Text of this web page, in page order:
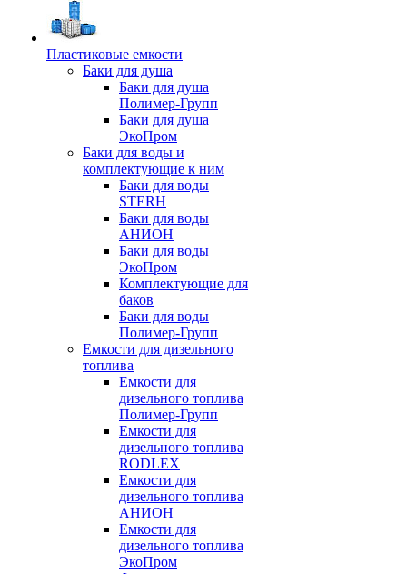
Пластиковые емкости
Баки для душа
Баки для душа
Полимер-Групп
Баки для душа
ЭкоПром
Баки для воды и
комплектующие к ним
Баки для воды
STERH
Баки для воды
АНИОН
Баки для воды
ЭкоПром
Комплектующие для
баков
Баки для воды
Полимер-Групп
Емкости для дизельного
топлива
Емкости для
дизельного топлива
Полимер-Групп
Емкости для
дизельного топлива
RODLEX
Емкости для
дизельного топлива
АНИОН
Емкости для
дизельного топлива
ЭкоПром